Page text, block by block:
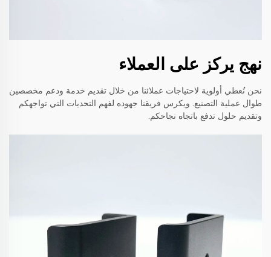
نهج يركز على العملاء
نحن نُعطي أولوية لاحتياجات عملائنا من خلال تقديم خدمة ودعم مخصصين
طوال عملية التصنيع. ويكرس فريقنا جهوده لفهم التحديات التي تواجهكم
وتقديم حلول تدفع باتجاه نجاحكم.